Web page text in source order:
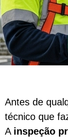
Antes de
técnico que
A inspeção